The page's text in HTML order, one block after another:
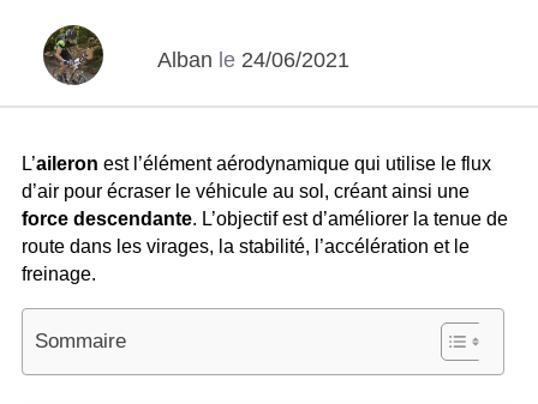
Alban le 24/06/2021
L’aileron est l’élément aérodynamique qui utilise le flux
d’air pour écraser le véhicule au sol, créant ainsi une
force descendante. L’objectif est d’améliorer la tenue de
route dans les virages, la stabilité, l’accélération et le
freinage.
Sommaire